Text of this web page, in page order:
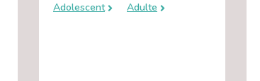
Adolescent
Adulte